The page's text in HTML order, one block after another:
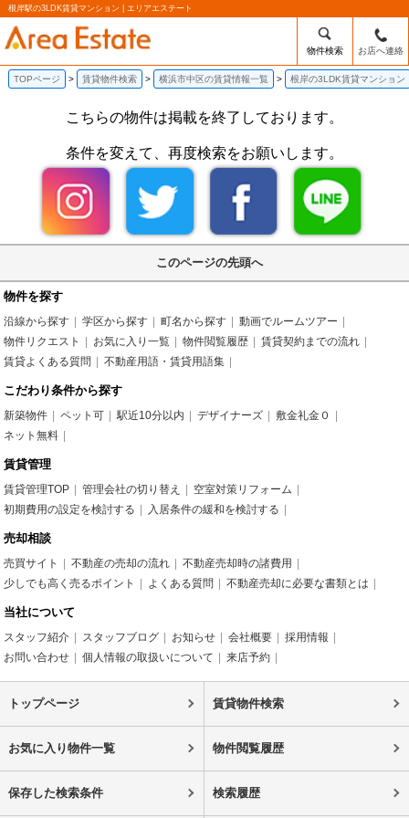
根岸駅の3LDK賃貸マンション | エリアエステート
物件検索 お店へ連絡
TOPページ 賃貸物件検索 横浜市中区の賃貸情報一覧 根岸の3LDK賃貸マンション
こちらの物件は掲載を終了しております。
条件を変えて、再度検索をお願いします。
このページの先頭へ
物件を探す
沿線から探す 学区から探す 町名から探す
動画でルームツアー
物件リクエスト
お気に入り一覧 物件閲覧履歴
賃貸契約までの流れ
賃貸よくある質問
不動産用語・賃貸用語集
こだわり条件から探す
新築物件 ペット可 駅近10分以内 デザイナーズ
敷金礼金０
ネット無料
賃貸管理
賃貸管理TOP 管理会社の切り替え
空室対策リフォーム
初期費用の設定を検討する
入居条件の緩和を検討する
売却相談
売買サイト 不動産の売却の流れ
不動産売却時の諸費用
少しでも高く売るポイント
よくある質問 不動産売却に必要な書類とは
当社について
スタッフ紹介 スタッフブログ お知らせ 会社概要
採用情報
お問い合わせ
個人情報の取扱いについて 来店予約
トップページ 賃貸物件検索
お気に入り物件一覧 物件閲覧履歴
保存した検索条件 検索履歴